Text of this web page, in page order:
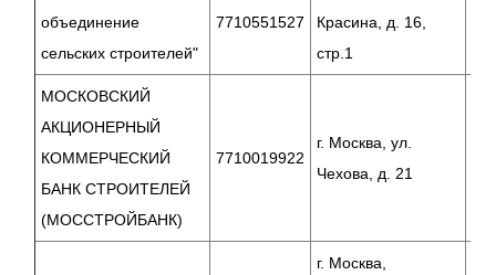
объединение
сельских строителей"
7710551527
Красина, д. 16,
стр.1
МОСКОВСКИЙ
АКЦИОНЕРНЫЙ
КОММЕРЧЕСКИЙ
БАНК СТРОИТЕЛЕЙ
(МОССТРОЙБАНК)
7710019922
г. Москва, ул.
Чехова, д. 21
г. Москва,